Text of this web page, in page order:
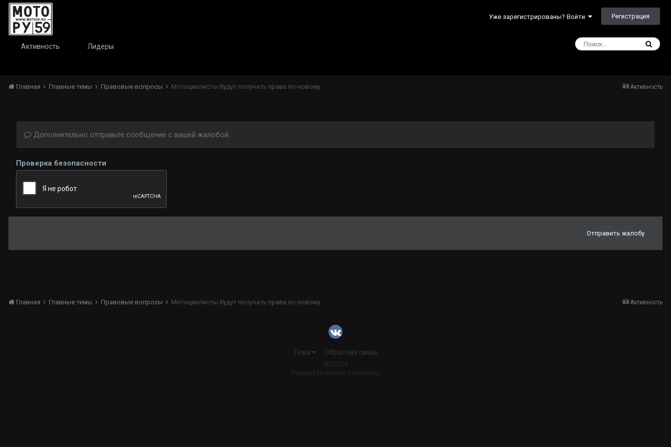
Уже зарегистрированы? Войти Регистрация
Активность Лидеры
Активность
Главная Главные темы Правовые вопросы Мотоциклисты будут получать права по-новому
Дополнительно отправьте сообщение с вашей жалобой.
Проверка безопасности
Отправить жалобу
Активность
Главная Главные темы Правовые вопросы Мотоциклисты будут получать права по-новому
Тема Обратная связь
MOTO59
Powered by Invision Community